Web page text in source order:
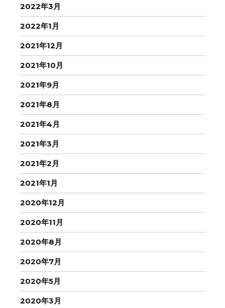
2022年3月
2022年1月
2021年12月
2021年10月
2021年9月
2021年8月
2021年4月
2021年3月
2021年2月
2021年1月
2020年12月
2020年11月
2020年8月
2020年7月
2020年5月
2020年3月